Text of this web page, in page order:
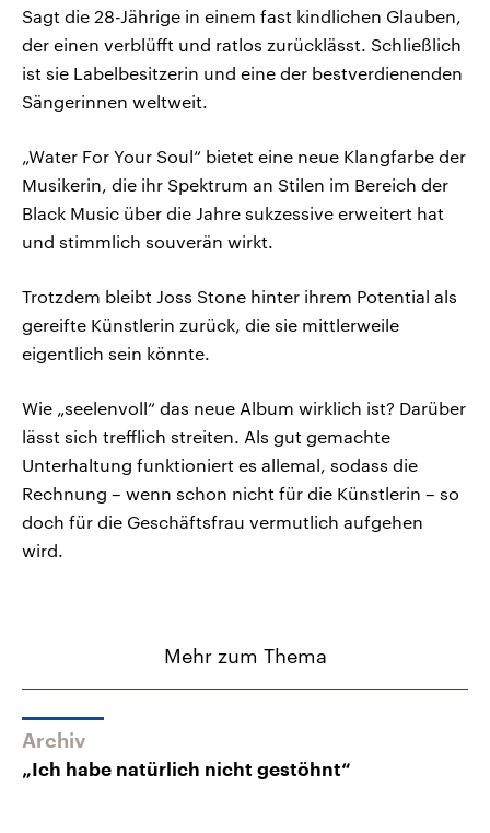
Sagt die 28-Jährige in einem fast kindlichen Glauben,
der einen verblüfft und ratlos zurücklässt. Schließlich
ist sie Labelbesitzerin und eine der bestverdienenden
Sängerinnen weltweit.
„Water For Your Soul“ bietet eine neue Klangfarbe der
Musikerin, die ihr Spektrum an Stilen im Bereich der
Black Music über die Jahre sukzessive erweitert hat
und stimmlich souverän wirkt.
Trotzdem bleibt Joss Stone hinter ihrem Potential als
gereifte Künstlerin zurück, die sie mittlerweile
eigentlich sein könnte.
Wie „seelenvoll“ das neue Album wirklich ist? Darüber
lässt sich trefflich streiten. Als gut gemachte
Unterhaltung funktioniert es allemal, sodass die
Rechnung – wenn schon nicht für die Künstlerin – so
doch für die Geschäftsfrau vermutlich aufgehen
wird.
Mehr zum Thema
Archiv
„Ich habe natürlich nicht gestöhnt“